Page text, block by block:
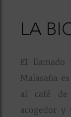
LA
El llamado
Malasaña
al café de
acogedor